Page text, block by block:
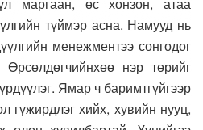
түймэр асна. Намууд нь
менежментээ сонгодог
Өрсөлдөгчийнхөө нэр төрийг
Ямар ч баримтгүйгээр
гүжирдлэг хийх, хувийн нууц,